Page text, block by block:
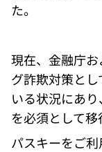
た。
現在、金融庁
グ詐欺対策と
いる状況にあ
を必須として移
パスキーをご